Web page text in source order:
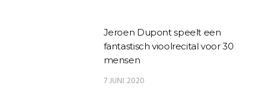
Jeroen Dupont speelt een
fantastisch vioolrecital voor 30
mensen
7 JUNI 2020